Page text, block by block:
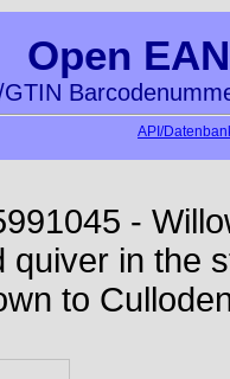
Open
GTIN
API/
-
quiver in the
to